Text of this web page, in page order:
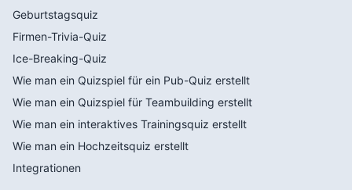
Geburtstagsquiz
Firmen-Trivia-Quiz
Ice-Breaking-Quiz
Wie man ein Quizspiel für ein Pub-Quiz erstellt
Wie man ein Quizspiel für Teambuilding erstellt
Wie man ein interaktives Trainingsquiz erstellt
Wie man ein Hochzeitsquiz erstellt
Integrationen